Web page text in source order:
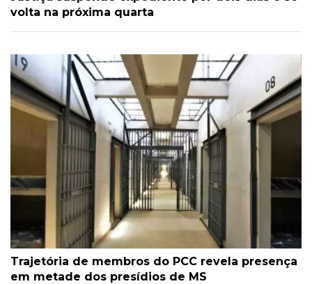
volta na próxima quarta
Trajetória de membros do PCC revela presença
em metade dos presídios de MS